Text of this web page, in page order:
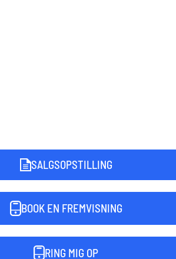
SALGSOPSTILLING
BOOK EN FREMVISNING
RING MIG OP